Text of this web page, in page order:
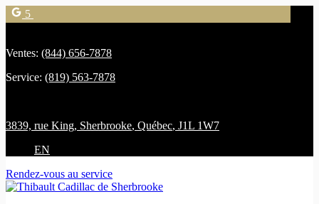
5
Ventes: (844) 656-7878
Service: (819) 563-7878
3839, rue King, Sherbrooke, Québec, J1L 1W7
EN
Rendez-vous au service